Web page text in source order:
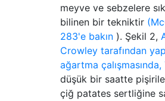
meyve ve sebzelere
bilinen bir tekniktir
283'e bakın ). Şekil 2,
Crowley tarafından
ağartma çalışmasında,
düşük bir saatte
çiğ patates sertliğine